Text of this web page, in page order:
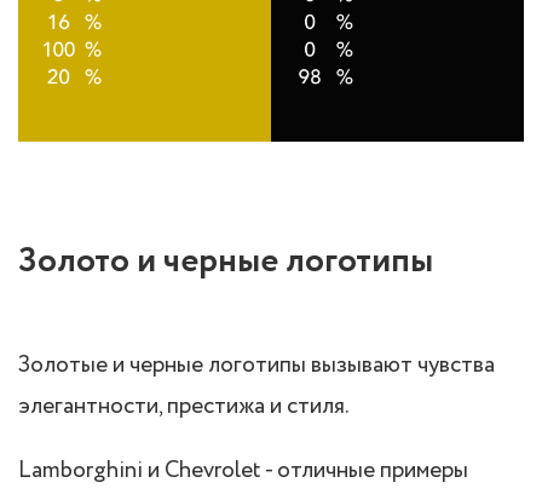
Золото и черные логотипы
Золотые и черные логотипы вызывают чувства
элегантности, престижа и стиля.
Lamborghini и Chevrolet - отличные примеры